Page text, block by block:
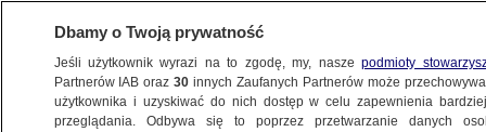
Dbamy o Twoją prywatność
Jeśli użytkownik wyrazi na to zgodę, my, naszepodmioty
Partnerów IAB oraz30 innych Zaufanych Partnerów może
użytkownika i uzyskiwać do nich dostęp w celu zapewnienia
przeglądania. Odbywa się to poprzez przetwarzanie danych